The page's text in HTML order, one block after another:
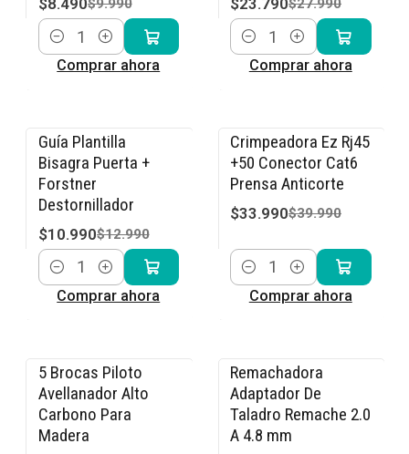
$8.490$9.990
Cantidad
Comprar ahora
$23.790$27.990
Cantidad
Comprar ahora
-15% OFF
Guía Plantilla
Bisagra Puerta +
Forstner
Destornillador
$10.990$12.990
Cantidad
Comprar ahora
-15% OFF
Crimpeadora Ez Rj45
+50 Conector Cat6
Prensa Anticorte
$33.990$39.990
Cantidad
Comprar ahora
-15% OFF
5 Brocas Piloto
Avellanador Alto
Carbono Para
Madera
-15% OFF
Remachadora
Adaptador De
Taladro Remache 2.0
A 4.8 mm